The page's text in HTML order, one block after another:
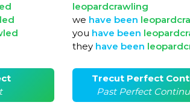
leopardcrawling
we have been
you have been
they have been
Trecut Perfect
Past Perfect